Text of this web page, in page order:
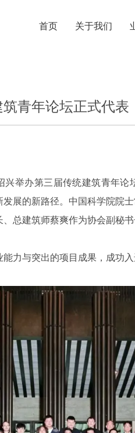
首页 关于我们
青年论坛正式代表
举办第三届传统建筑青年
展的新路径。中国科学院院
总建筑师蔡爽作为协会副秘书
力与突出的项目成果，成功